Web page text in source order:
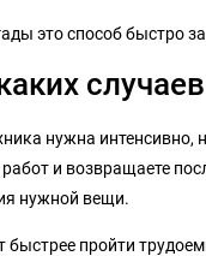
это способ быстро
нужна интенсивно,
и возвращаете
нужной вещи.
быстрее пройти